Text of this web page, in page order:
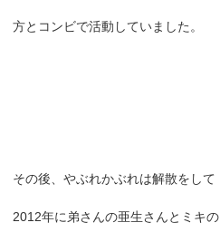
方とコンビで活動していました。
その後、やぶれかぶれは解散をして
2012年に弟さんの亜生さんとミキの